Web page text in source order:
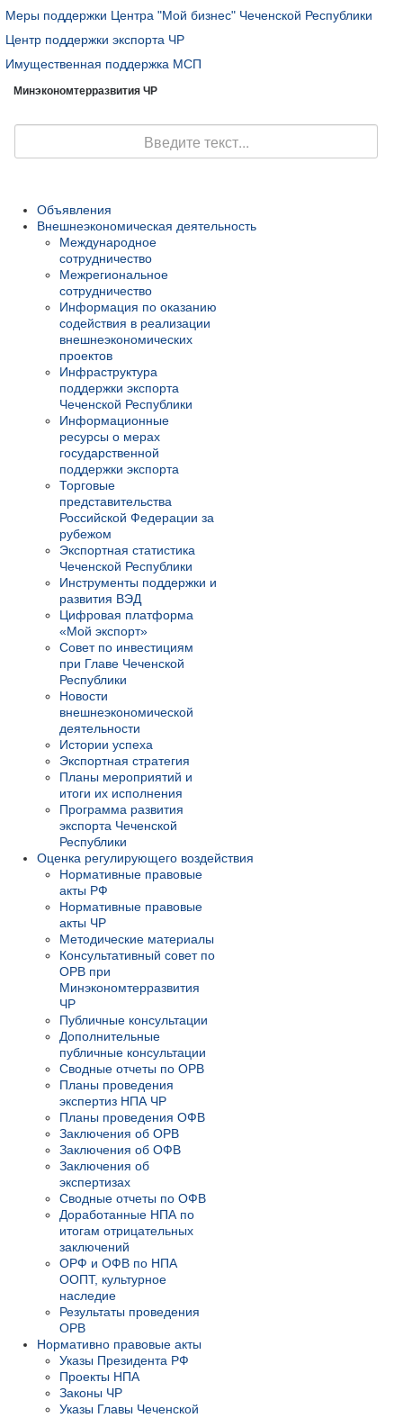
Меры поддержки Центра "Мой бизнес" Чеченской Республики
Центр поддержки экспорта ЧР
Имущественная поддержка МСП
Минэкономтерразвития ЧР
Объявления
Внешнеэкономическая деятельность
Международное
сотрудничество
Межрегиональное
сотрудничество
Информация по оказанию
содействия в реализации
внешнеэкономических
проектов
Инфраструктура
поддержки экспорта
Чеченской Республики
Информационные
ресурсы о мерах
государственной
поддержки экспорта
Торговые
представительства
Российской Федерации за
рубежом
Экспортная статистика
Чеченской Республики
Инструменты поддержки и
развития ВЭД
Цифровая платформа
«Мой экспорт»
Совет по инвестициям
при Главе Чеченской
Республики
Новости
внешнеэкономической
деятельности
Истории успеха
Экспортная стратегия
Планы мероприятий и
итоги их исполнения
Программа развития
экспорта Чеченской
Республики
Оценка регулирующего воздействия
Нормативные правовые
акты РФ
Нормативные правовые
акты ЧР
Методические материалы
Консультативный совет по
ОРВ при
Минэкономтерразвития
ЧР
Публичные консультации
Дополнительные
публичные консультации
Сводные отчеты по ОРВ
Планы проведения
экспертиз НПА ЧР
Планы проведения ОФВ
Заключения об ОРВ
Заключения об ОФВ
Заключения об
экспертизах
Сводные отчеты по ОФВ
Доработанные НПА по
итогам отрицательных
заключений
ОРФ и ОФВ по НПА
ООПТ, культурное
наследие
Результаты проведения
ОРВ
Нормативно правовые акты
Указы Президента РФ
Проекты НПА
Законы ЧР
Указы Главы Чеченской